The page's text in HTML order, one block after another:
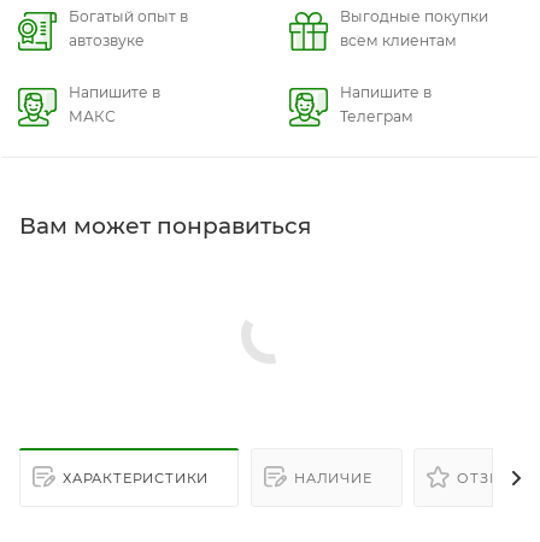
Богатый опыт в
автозвуке
Выгодные покупки
всем клиентам
Напишите в
МАКС
Напишите в
Телеграм
Вам может понравиться
ХАРАКТЕРИСТИКИ НАЛИЧИЕ ОТЗЫВЫ